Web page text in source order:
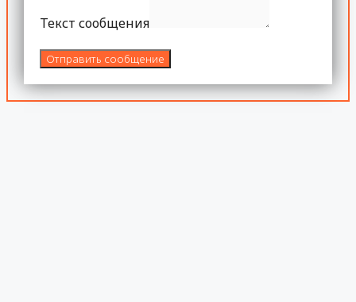
Текст сообщения
Отправить сообщение